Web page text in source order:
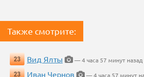
Также смотрите:
23 Вид Ялты
— 4 часа 57 минут назад
23
Иван Чернов
— 4 часа 57 минут